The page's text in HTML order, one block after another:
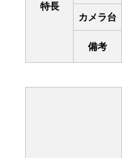
特長
カメラ台
備考